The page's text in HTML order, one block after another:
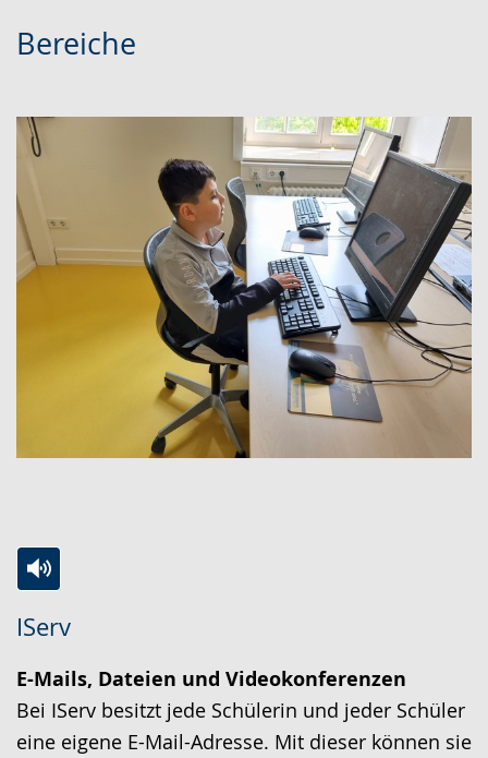
Bereiche
IServ
Leichten
Sprache
wechseln.
Audio-
Unterstützung.
Video
in
Deutscher
Gebärdensprache
E-Mails, Dateien und Videokonferenzen
Bei IServ besitzt jede Schülerin und jeder Schüler
eine eigene E-Mail-Adresse. Mit dieser können sie